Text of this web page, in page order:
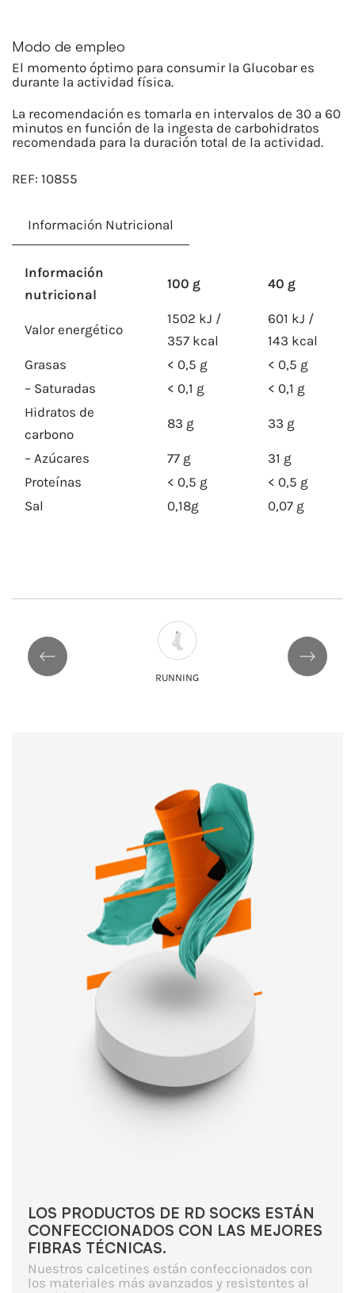
Modo de empleo
El momento óptimo para consumir la Glucobar es
durante la actividad física.
La recomendación es tomarla en intervalos de 30 a 60
minutos en función de la ingesta de carbohidratos
recomendada para la duración total de la actividad.
REF: 10855
Información Nutricional
Información
nutricional
100 g 40 g
Valor energético
1502 kJ /
357 kcal
601 kJ /
143 kcal
Grasas
< 0,5 g
< 0,5 g
– Saturadas
< 0,1 g
< 0,1 g
Hidratos de
carbono
83 g 33 g
– Azúcares 77 g
31 g
Proteínas
< 0,5 g
< 0,5 g
Sal
0,18g 0,07 g
RUNNING
LOS PRODUCTOS DE RD SOCKS ESTÁN
CONFECCIONADOS CON LAS MEJORES
FIBRAS TÉCNICAS.
Nuestros calcetines están confeccionados con
los materiales más avanzados y resistentes al